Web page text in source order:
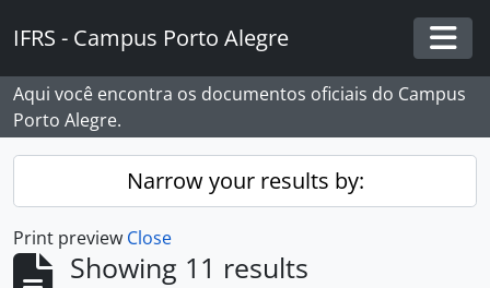
IFRS - Campus Porto Alegre
Aqui você encontra os documentos oficiais do Campus
Porto Alegre.
Narrow your results by:
Print preview Close
Showing 11 results